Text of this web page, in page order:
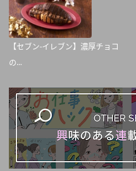
【セブン-イレブン】濃厚チョコ
の...